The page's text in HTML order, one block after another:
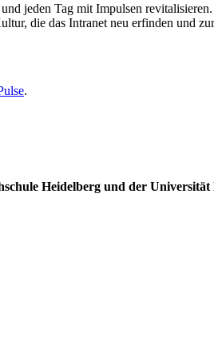
jeden Tag mit Impulsen
die das Intranet neu erfinden und
.
Heidelberg und der Universität